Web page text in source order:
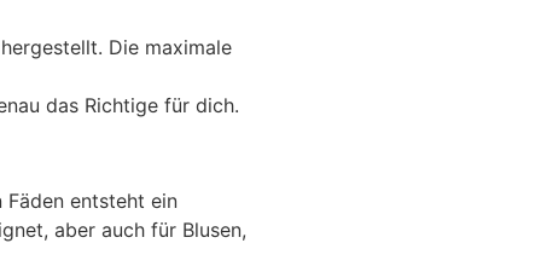
Die maximale
das Richtige für dich.
entsteht ein
aber auch für Blusen,